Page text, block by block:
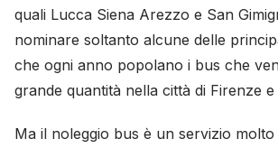
quali Lucca Siena Arezzo e San
nominare soltanto alcune delle
che ogni anno popolano i bus che
grande quantità nella città di Firenze
Ma il noleggio bus è un servizio